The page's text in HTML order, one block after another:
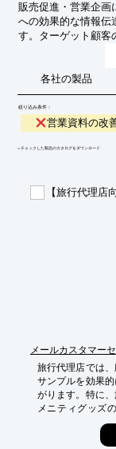
販売促進・営業企画
への効果的な情報伝
す。ターゲット顧客
を最大限に引き出
各社の製品
絞り込み条件：
営業資料の改
​▼チェックした製品のカタログをダウンロード
【旅行代理店
メールカスタマー
旅行代理店では
サンプルを効果
がります。特に
メニティグッズ
す。しかし、サ
布方法が課題と